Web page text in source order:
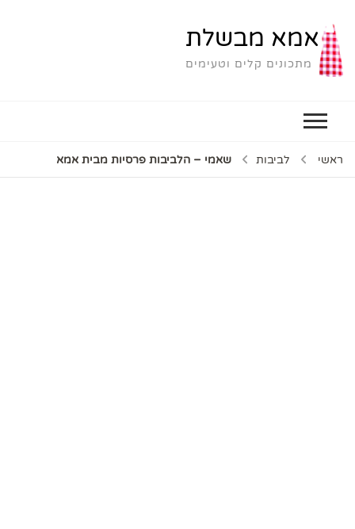
אמא מבשלת
מתכונים קלים וטעימים
ראשי לביבות שאמי – הלביבות פרסיות מבית אמא